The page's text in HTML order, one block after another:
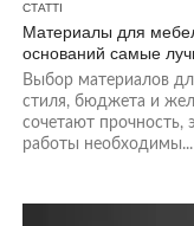
СТАТТІ
Материалы для
оснований самые
Выбор материалов
стиля, бюджета и
сочетают прочность,
работы необходимы...